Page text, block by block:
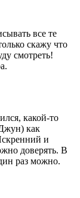
все те
скажу что
смотреть!
какой-то
как
и
доверять. В
раз можно.